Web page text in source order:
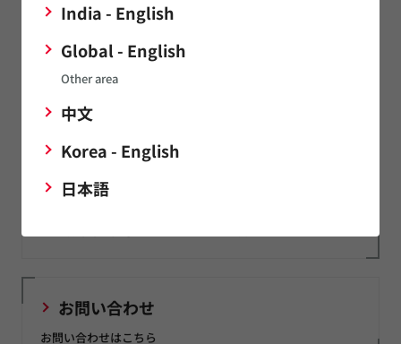
India - English
Global - English
Other area
中文
Korea - English
日本語
復帰性を有する電流ヒューズ
関連リンク
設計参考ガイド
お問い合わせ
お問い合わせはこちら